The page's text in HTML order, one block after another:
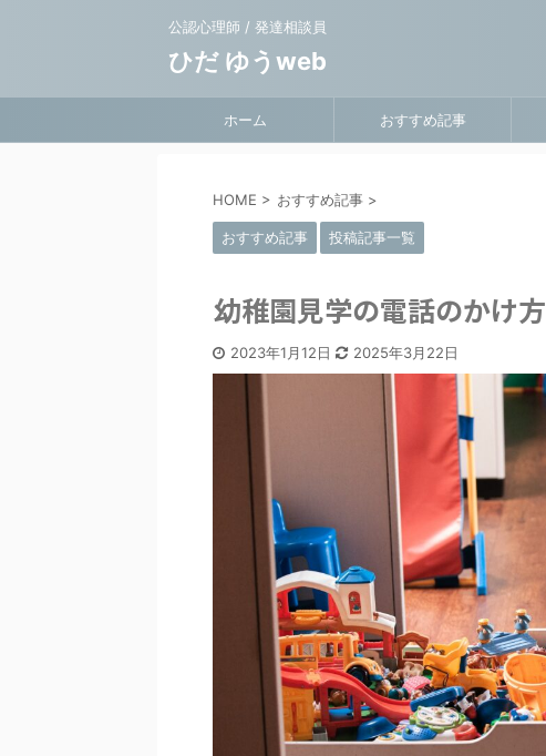
公認心理師 / 発達相談員
ひだ ゆうweb
ホーム おすすめ記事
HOME > おすすめ記事 >
おすすめ記事 投稿記事一覧
幼稚園見学の電話のかけ方
2023年1月12日 2025年3月22日